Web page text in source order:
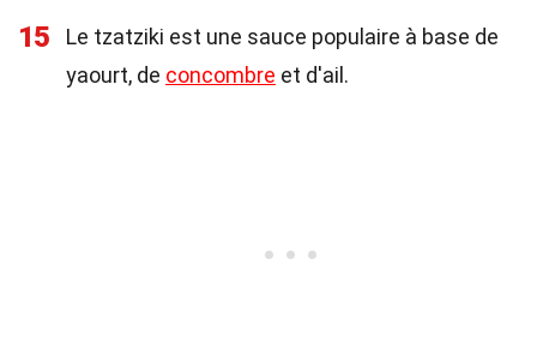
15
Le tzatziki est une sauce populaire à base de
yaourt, de concombre et d'ail.